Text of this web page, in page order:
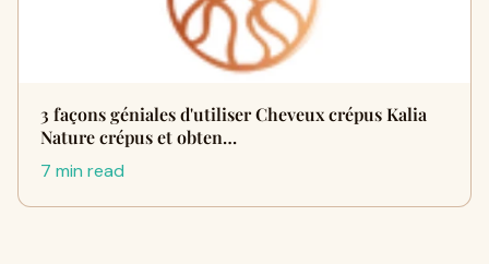
3 façons géniales d'utiliser Cheveux crépus Kalia
Nature crépus et obten…
7 min read